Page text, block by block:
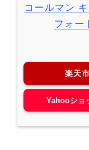
コールマン
フォー
楽天
Yahooショ